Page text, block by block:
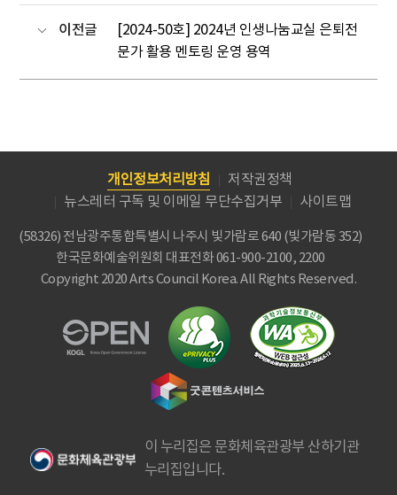
이전글
[2024-50호] 2024년 인생나눔교실 은퇴전
문가 활용 멘토링 운영 용역
개인정보처리방침
저작권정책
뉴스레터 구독 및 이메일 무단수집거부
사이트맵
(58326) 전남광주통합특별시 나주시 빛가람로 640 (빛가람동 352)
한국문화예술위원회 대표전화 061-900-2100, 2200
Copyright 2020 Arts Council Korea. All Rights Reserved.
이 누리집은 문화체육관광부 산하기관
누리집입니다.